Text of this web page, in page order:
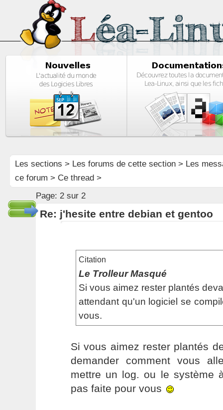
Les sections > Les forums de cette section> Les
ce forum > Ce thread >
Page: 2 sur 2
Re: j'hesite entre debian et gentoo
Citation
Le Trolleur Masqué
Si vous aimez rester plantés
attendant qu'un logiciel se
vous.
Si vous aimez rester plantés
demander comment vous
mettre un log. ou le système
pas faite pour vous